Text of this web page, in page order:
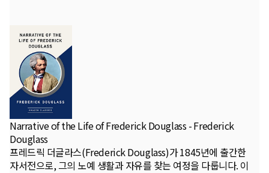
Narrative of the Life of Frederick Douglass - Frederick
Douglass
프레드릭 더글라스(Frederick Douglass)가 1845년에 출간한
자서전으로, 그의 노예 생활과 자유를 찾는 여정을 다룹니다. 이